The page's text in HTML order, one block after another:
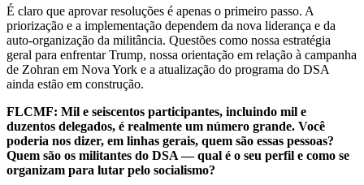
É claro que aprovar resoluções é apenas o primeiro passo. A
priorização e a implementação dependem da nova liderança e da
auto-organização da militância. Questões como nossa estratégia
geral para enfrentar Trump, nossa orientação em relação à campanha
de Zohran em Nova York e a atualização do programa do DSA
ainda estão em construção.
FLCMF: Mil e seiscentos participantes, incluindo mil e
duzentos delegados, é realmente um número grande. Você
poderia nos dizer, em linhas gerais, quem são essas pessoas?
Quem são os militantes do DSA — qual é o seu perfil e como se
organizam para lutar pelo socialismo?